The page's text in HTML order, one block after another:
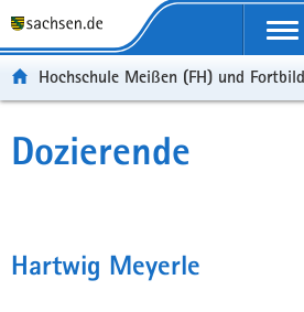
Portalübergreifende
Hochschule Meißen (FH) und
Dozierende
Hartwig Meyerle